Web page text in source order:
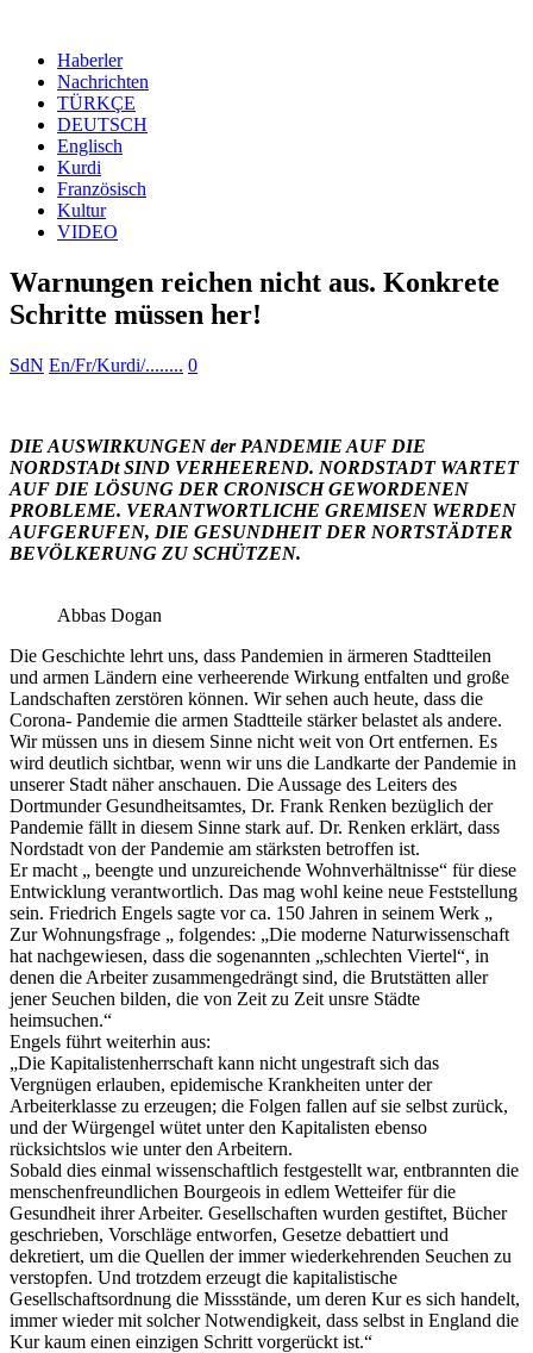
Haberler
Nachrichten
TÜRKÇE
DEUTSCH
Englisch
Kurdi
Französisch
Kultur
VIDEO
Warnungen reichen nicht aus. Konkrete
Schritte müssen her!
SdN En/Fr/Kurdi/........ 0
DIE AUSWIRKUNGEN der PANDEMIE AUF DIE
NORDSTADt SIND VERHEEREND. NORDSTADT WARTET
AUF DIE LÖSUNG DER CRONISCH GEWORDENEN
PROBLEME. VERANTWORTLICHE GREMISEN WERDEN
AUFGERUFEN, DIE GESUNDHEIT DER NORTSTÄDTER
BEVÖLKERUNG ZU SCHÜTZEN.
Abbas Dogan
Die Geschichte lehrt uns, dass Pandemien in ärmeren Stadtteilen
und armen Ländern eine verheerende Wirkung entfalten und große
Landschaften zerstören können. Wir sehen auch heute, dass die
Corona- Pandemie die armen Stadtteile stärker belastet als andere.
Wir müssen uns in diesem Sinne nicht weit von Ort entfernen. Es
wird deutlich sichtbar, wenn wir uns die Landkarte der Pandemie in
unserer Stadt näher anschauen. Die Aussage des Leiters des
Dortmunder Gesundheitsamtes, Dr. Frank Renken bezüglich der
Pandemie fällt in diesem Sinne stark auf. Dr. Renken erklärt, dass
Nordstadt von der Pandemie am stärksten betroffen ist.
Er macht „ beengte und unzureichende Wohnverhältnisse“ für diese
Entwicklung verantwortlich. Das mag wohl keine neue Feststellung
sein. Friedrich Engels sagte vor ca. 150 Jahren in seinem Werk „
Zur Wohnungsfrage „ folgendes: „Die moderne Naturwissenschaft
hat nachgewiesen, dass die sogenannten „schlechten Viertel“, in
denen die Arbeiter zusammengedrängt sind, die Brutstätten aller
jener Seuchen bilden, die von Zeit zu Zeit unsre Städte
heimsuchen.“
Engels führt weiterhin aus:
„Die Kapitalistenherrschaft kann nicht ungestraft sich das
Vergnügen erlauben, epidemische Krankheiten unter der
Arbeiterklasse zu erzeugen; die Folgen fallen auf sie selbst zurück,
und der Würgengel wütet unter den Kapitalisten ebenso
rücksichtslos wie unter den Arbeitern.
Sobald dies einmal wissenschaftlich festgestellt war, entbrannten die
menschenfreundlichen Bourgeois in edlem Wetteifer für die
Gesundheit ihrer Arbeiter. Gesellschaften wurden gestiftet, Bücher
geschrieben, Vorschläge entworfen, Gesetze debattiert und
dekretiert, um die Quellen der immer wiederkehrenden Seuchen zu
verstopfen. Und trotzdem erzeugt die kapitalistische
Gesellschaftsordnung die Missstände, um deren Kur es sich handelt,
immer wieder mit solcher Notwendigkeit, dass selbst in England die
Kur kaum einen einzigen Schritt vorgerückt ist.“